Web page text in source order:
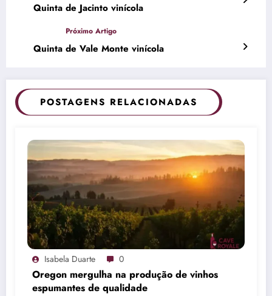
Quinta de Jacinto vinícola
Quinta de Vale Monte vinícola
POSTAGENS RELACIONADAS
Isabela Duarte 0
Oregon mergulha na produção de vinhos
espumantes de qualidade